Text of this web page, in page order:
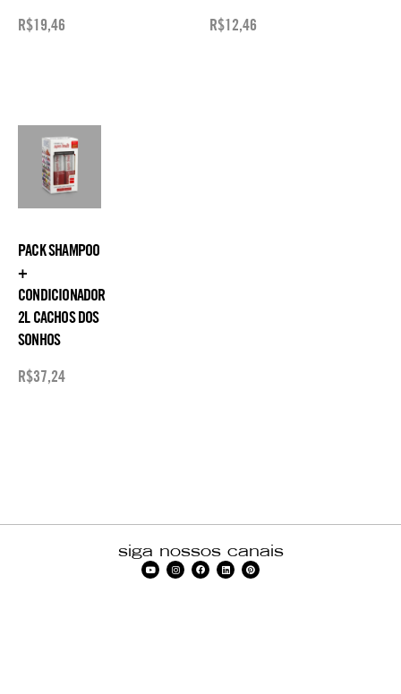
R$19,46
R$12,46
PACK SHAMPOO
+
CONDICIONADOR
2L CACHOS DOS
SONHOS
R$37,24
siga nossos canais